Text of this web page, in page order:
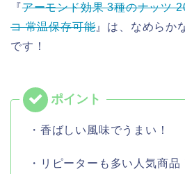
『アーモンド効果 3種のナッツ
コ 常温保存可能』は、なめらか
です！
・香ばしい風味でうまい！
・リピーターも多い人気商品